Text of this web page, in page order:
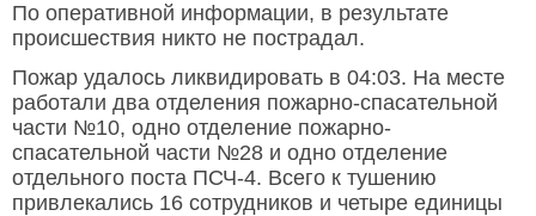
По оперативной информации, в результате
происшествия никто не пострадал.
Пожар удалось ликвидировать в 04:03. На месте
работали два отделения пожарно-спасательной
части №10, одно отделение пожарно-
спасательной части №28 и одно отделение
отдельного поста ПСЧ-4. Всего к тушению
привлекались 16 сотрудников и четыре единицы